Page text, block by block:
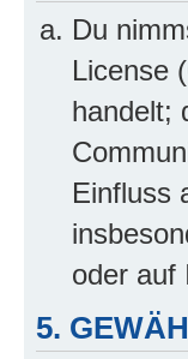
Du
License
handelt;
Einfluss
oder auf
5.